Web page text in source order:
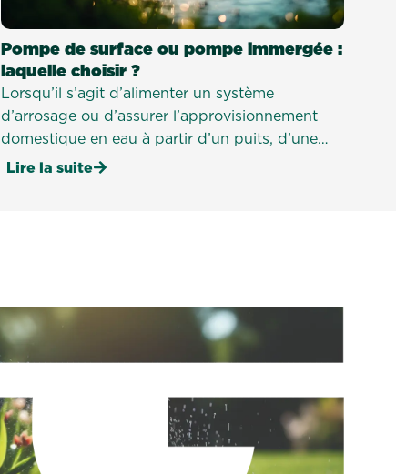
Pompe de surface ou pompe immergée :
laquelle choisir ?
Lorsqu’il s’agit d’alimenter un système
d’arrosage ou d’assurer l’approvisionnement
domestique en eau à partir d’un puits, d’une
cuve ou d’un forage, le choix de la pompe est
Lire la suite